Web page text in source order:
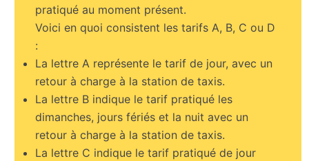
pratiqué au moment présent.
Voici en quoi consistent les tarifs A, B, C ou D
:
La lettre A représente le tarif de jour, avec un
retour à charge à la station de taxis.
La lettre B indique le tarif pratiqué les
dimanches, jours fériés et la nuit avec un
retour à charge à la station de taxis.
La lettre C indique le tarif pratiqué de jour